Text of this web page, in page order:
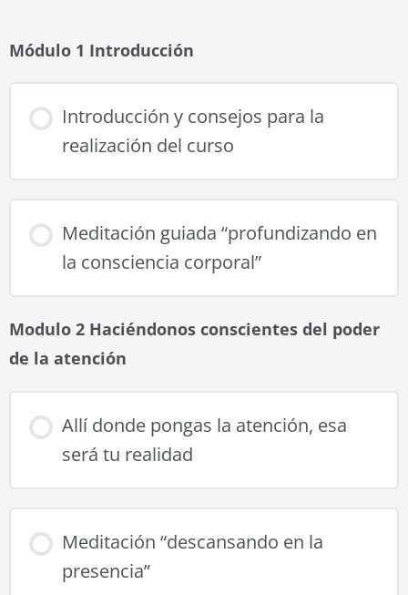
Módulo 1 Introducción
Introducción y consejos para la
realización del curso
Meditación guiada “profundizando en
la consciencia corporal”
Modulo 2 Haciéndonos conscientes del poder
de la atención
Allí donde pongas la atención, esa
será tu realidad
Meditación “descansando en la
presencia”